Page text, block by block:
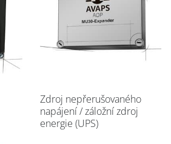
Zdroj nepřerušovaného
napájení / záložní zdroj
energie (UPS)